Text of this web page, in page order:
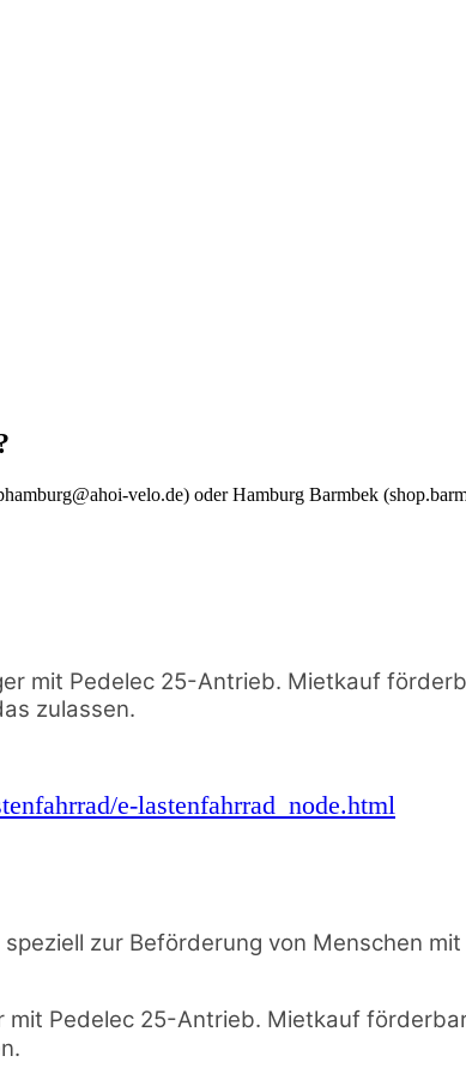
velo.de) oder Hamburg Barmbek
mit Pedelec 25-Antrieb. Mietkauf
zulassen.
e-lastenfahrrad_node.html
zur Beförderung von Menschen
Pedelec 25-Antrieb. Mietkauf